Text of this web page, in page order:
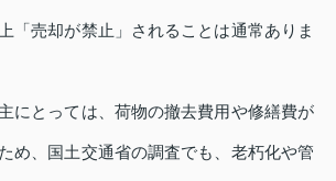
「売却が禁止」されることは通常ありま
にとっては、荷物の撤去費用や修繕費が
め、国土交通省の調査でも、老朽化や管